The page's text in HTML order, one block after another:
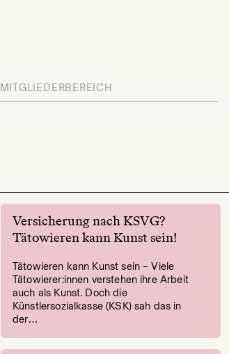
MITGLIEDERBEREICH
Versicherung nach KSVG?
Tätowieren kann Kunst sein!
Tätowieren kann Kunst sein – Viele
Tätowierer:innen verstehen ihre Arbeit
auch als Kunst. Doch die
Künstlersozialkasse (KSK) sah das in
der…